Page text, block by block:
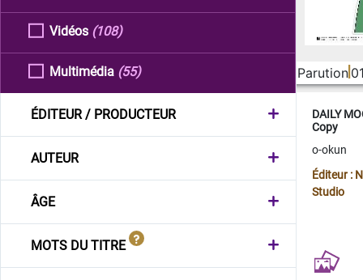
Vidéos (108)
Multimédia (55)
ÉDITEUR / PRODUCTEUR
AUTEUR
ÂGE
MOTS DU TITRE
Parution
DAILY
Copy
o-okun
Éditeur :
Studio